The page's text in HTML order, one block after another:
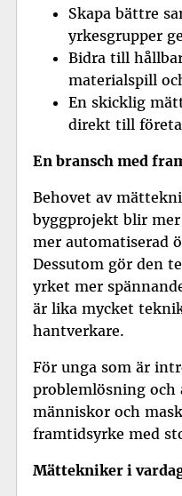
Skapa bättre
yrkesgrupper
Bidra till
materialspill
En skicklig
direkt till
En bransch med
Behovet av
byggprojekt blir
mer automatiserad
Dessutom gör den
yrket mer
är lika mycket
hantverkare.
För unga som är
problemlösning och
människor och
framtidsyrke med
Mättekniker i